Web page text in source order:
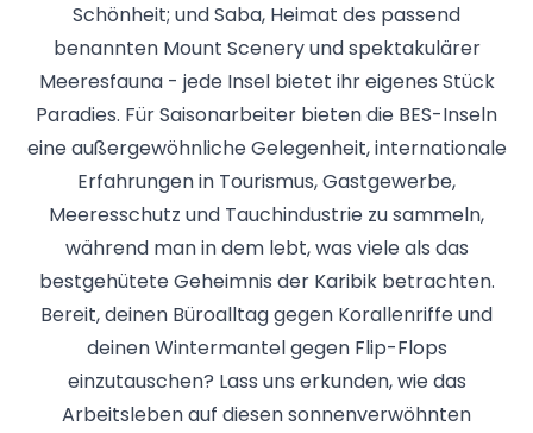
Schönheit; und Saba, Heimat des passend
benannten Mount Scenery und spektakulärer
Meeresfauna - jede Insel bietet ihr eigenes Stück
Paradies. Für Saisonarbeiter bieten die BES-Inseln
eine außergewöhnliche Gelegenheit, internationale
Erfahrungen in Tourismus, Gastgewerbe,
Meeresschutz und Tauchindustrie zu sammeln,
während man in dem lebt, was viele als das
bestgehütete Geheimnis der Karibik betrachten.
Bereit, deinen Büroalltag gegen Korallenriffe und
deinen Wintermantel gegen Flip-Flops
einzutauschen? Lass uns erkunden, wie das
Arbeitsleben auf diesen sonnenverwöhnten